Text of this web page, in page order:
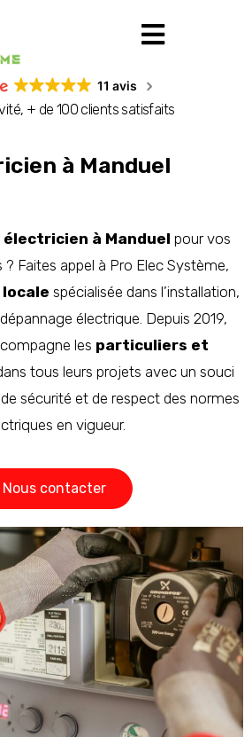
11 avis
+ de 100 clients satisfaits
à Manduel
électricien à Manduel pour vos
Faites appel à Pro Elec Système,
spécialisée dans l’installation,
électrique. Depuis 2019,
les particuliers et
tous leurs projets avec un souci
sécurité et de respect des normes
en vigueur.
Nous contacter